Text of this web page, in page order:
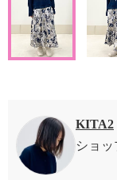
KITA2
ショ